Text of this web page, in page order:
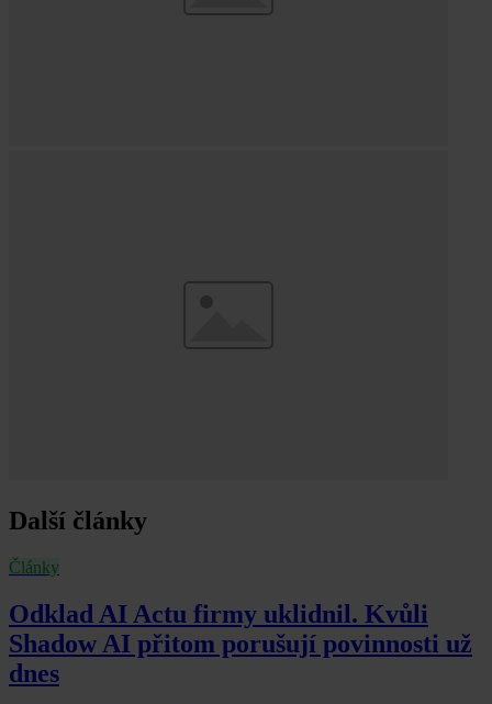
Další články
Články
Odklad AI Actu firmy uklidnil. Kvůli
Shadow AI přitom porušují povinnosti už
dnes